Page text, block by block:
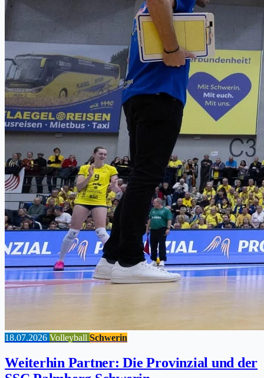
18.07.2026 Volleyball Schwerin
Weiterhin Partner: Die Provinzial und der